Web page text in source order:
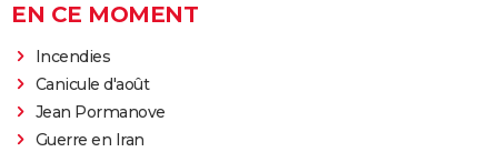
EN CE MOMENT
Incendies
Canicule d'août
Jean Pormanove
Guerre en Iran